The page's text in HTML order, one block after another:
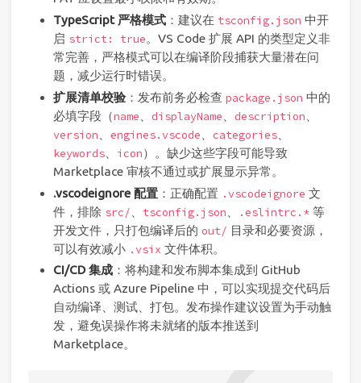
TypeScript 严格模式：建议在 tsconfig.json 中开
启 strict: true。VS Code 扩展 API 的类型定义非
常完善，严格模式可以在编译阶段捕获大量潜在问
题，减少运行时错误。
扩展清单校验：发布前务必检查 package.json 中的
必填字段（name displayName description
version
engines.vscode categories、
keywords、 icon）。缺少这些字段可能导致
Marketplace 审核不通过或扩展显示异常。
.vscodeignore 配置：正确配置 .vscodeignore 文
件，排除 src/ tsconfig.json .eslintrc.*等
开发文件，只打包编译后的 out/ 目录和必要资源，
可以有效减小 .vsix 文件体积。
CI/CD 集成：将构建和发布脚本集成到 GitHub
Actions 或 Azure Pipeline 中，可以实现提交代码后
自动编译、测试、打包。发布操作建议设置为手动触
发，避免误操作将未就绪的版本推送到
Marketplace。